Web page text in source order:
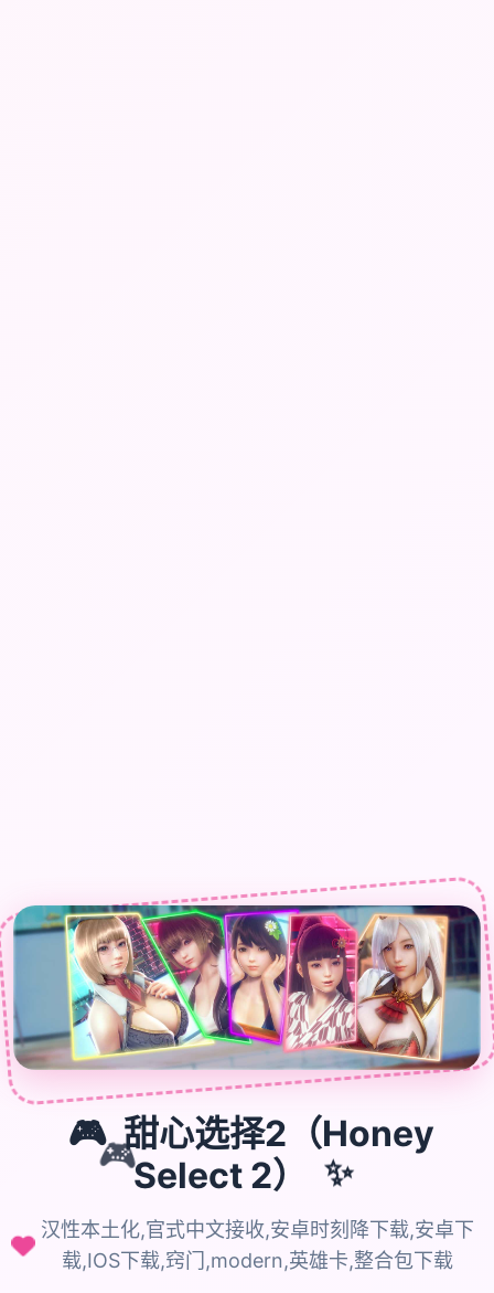
🎮
🎮 甜心选择2（Honey
Select 2）
✨
汉性本土化,官式中文接收,安卓时刻降下载,安卓下
载,IOS下载,窍门,modern,英雄卡,整合包下载